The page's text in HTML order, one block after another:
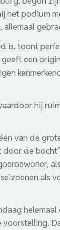
het podium
allemaal
is, toont
een
hij
van de
de
als
voorstelling.